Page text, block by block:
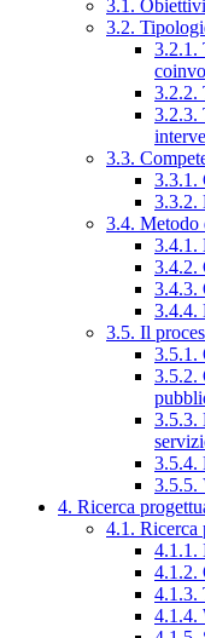
3.1.
3.2.
3.2.1.
3.2.2.
3.2.3.
3.3.
3.3.1.
3.3.2.
3.4. Metodo
3.4.1.
3.4.2.
3.4.3.
3.4.4.
3.5. Il
3.5.1.
3.5.2.
3.5.3.
3.5.4.
3.5.5.
4. Ricerca
4.1. Ricerca
4.1.1.
4.1.2.
4.1.3.
4.1.4.